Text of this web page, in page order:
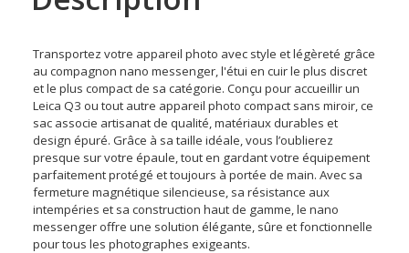
Transportez votre appareil photo avec style et légèreté grâce
au compagnon nano messenger, l'étui en cuir le plus discret
et le plus compact de sa catégorie. Conçu pour accueillir un
Leica Q3 ou tout autre appareil photo compact sans miroir, ce
sac associe artisanat de qualité, matériaux durables et
design épuré. Grâce à sa taille idéale, vous l’oublierez
presque sur votre épaule, tout en gardant votre équipement
parfaitement protégé et toujours à portée de main. Avec sa
fermeture magnétique silencieuse, sa résistance aux
intempéries et sa construction haut de gamme, le nano
messenger offre une solution élégante, sûre et fonctionnelle
pour tous les photographes exigeants.